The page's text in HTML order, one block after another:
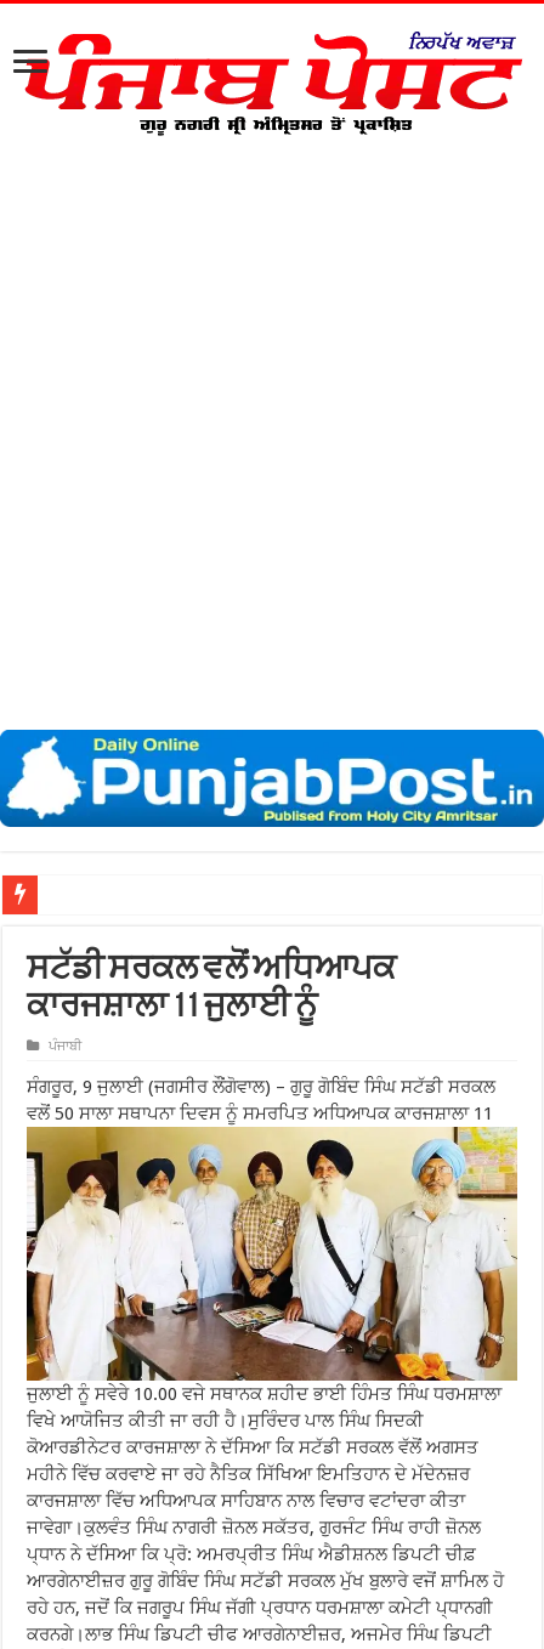
ਸਟੱਡੀ ਸਰਕਲ ਵਲੋਂ ਅਧਿਆਪਕ
ਕਾਰਜਸ਼ਾਲਾ 11 ਜੁਲਾਈ ਨੂੰ
ਪੰਜਾਬੀ
ਸੰਗਰੂਰ, 9 ਜੁਲਾਈ (ਜਗਸੀਰ ਲੌਂਗੋਵਾਲ) – ਗੁਰੂ ਗੋਬਿੰਦ ਸਿੰਘ ਸਟੱਡੀ ਸਰਕਲ
ਵਲੋਂ 50 ਸਾਲਾ ਸਥਾਪਨਾ ਦਿਵਸ ਨੂੰ ਸਮਰਪਿਤ ਅਧਿਆਪਕ ਕਾਰਜਸ਼ਾਲਾ 11
ਜੁਲਾਈ ਨੂੰ ਸਵੇਰੇ 10.00 ਵਜੇ ਸਥਾਨਕ ਸ਼ਹੀਦ ਭਾਈ ਹਿੰਮਤ ਸਿੰਘ ਧਰਮਸ਼ਾਲਾ
ਵਿਖੇ ਆਯੋਜਿਤ ਕੀਤੀ ਜਾ ਰਹੀ ਹੈ।ਸੁਰਿੰਦਰ ਪਾਲ ਸਿੰਘ ਸਿਦਕੀ
ਕੋਆਰਡੀਨੇਟਰ ਕਾਰਜਸ਼ਾਲਾ ਨੇ ਦੱਸਿਆ ਕਿ ਸਟੱਡੀ ਸਰਕਲ ਵੱਲੋਂ ਅਗਸਤ
ਮਹੀਨੇ ਵਿੱਚ ਕਰਵਾਏ ਜਾ ਰਹੇ ਨੈਤਿਕ ਸਿੱਖਿਆ ਇਮਤਿਹਾਨ ਦੇ ਮੱਦੇਨਜ਼ਰ
ਕਾਰਜਸ਼ਾਲਾ ਵਿੱਚ ਅਧਿਆਪਕ ਸਾਹਿਬਾਨ ਨਾਲ ਵਿਚਾਰ ਵਟਾਂਦਰਾ ਕੀਤਾ
ਜਾਵੇਗਾ।ਕੁਲਵੰਤ ਸਿੰਘ ਨਾਗਰੀ ਜ਼ੋਨਲ ਸਕੱਤਰ, ਗੁਰਜੰਟ ਸਿੰਘ ਰਾਹੀ ਜ਼ੋਨਲ
ਪ੍ਧਾਨ ਨੇ ਦੱਸਿਆ ਕਿ ਪ੍ਰੋ: ਅਮਰਪ੍ਰੀਤ ਸਿੰਘ ਐਡੀਸ਼ਨਲ ਡਿਪਟੀ ਚੀਫ਼
ਆਰਗੇਨਾਈਜ਼ਰ ਗੁਰੂ ਗੋਬਿੰਦ ਸਿੰਘ ਸਟੱਡੀ ਸਰਕਲ ਮੁੱਖ ਬੁਲਾਰੇ ਵਜੋਂ ਸ਼ਾਮਿਲ ਹੋ
ਰਹੇ ਹਨ, ਜਦੋਂ ਕਿ ਜਗਰੂਪ ਸਿੰਘ ਜੱਗੀ ਪ੍ਰਧਾਨ ਧਰਮਸ਼ਾਲਾ ਕਮੇਟੀ ਪ੍ਧਾਨਗੀ
ਕਰਨਗੇ।ਲਾਭ ਸਿੰਘ ਡਿਪਟੀ ਚੀਫ ਆਰਗੇਨਾਈਜ਼ਰ, ਅਜਮੇਰ ਸਿੰਘ ਡਿਪਟੀ